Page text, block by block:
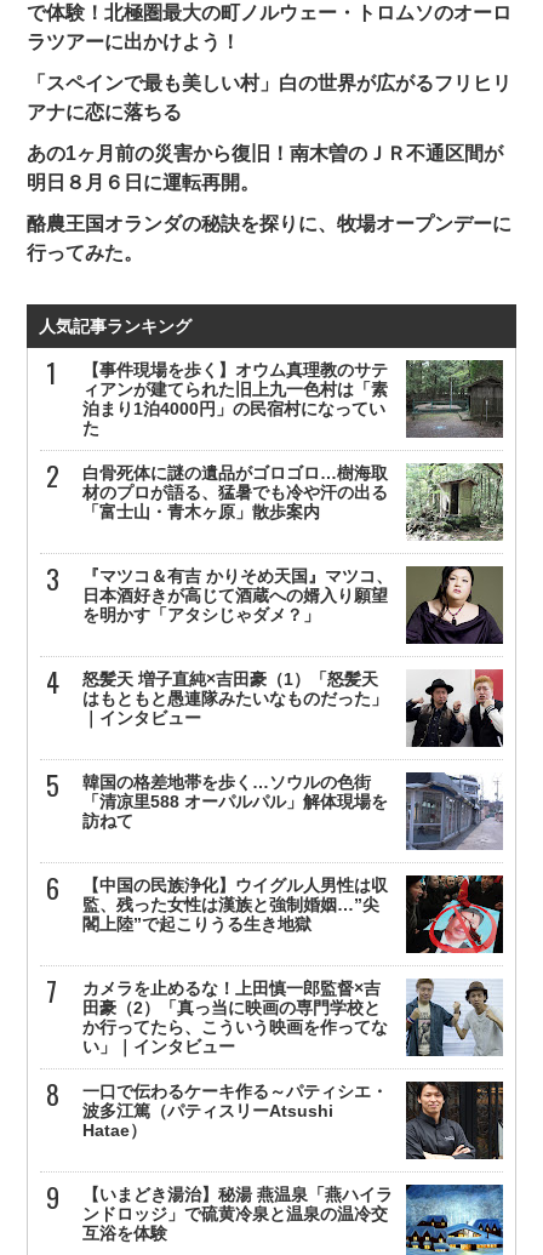
で体験！北極圏最大の町ノルウェー・トロムソのオーロ
ラツアーに出かけよう！
「スペインで最も美しい村」白の世界が広がるフリヒリ
アナに恋に落ちる
あの1ヶ月前の災害から復旧！南木曽のＪＲ不通区間が
明日８月６日に運転再開。
酪農王国オランダの秘訣を探りに、牧場オープンデーに
行ってみた。
人気記事ランキング
【事件現場を歩く】オウム真理教のサテ
ィアンが建てられた旧上九一色村は「素
泊まり1泊4000円」の民宿村になってい
た
白骨死体に謎の遺品がゴロゴロ…樹海取
材のプロが語る、猛暑でも冷や汗の出る
「富士山・青木ヶ原」散歩案内
『マツコ＆有吉 かりそめ天国』マツコ、
日本酒好きが高じて酒蔵への婿入り願望
を明かす「アタシじゃダメ？」
怒髪天 増子直純×吉田豪（1）「怒髪天
はもともと愚連隊みたいなものだった」
｜インタビュー
韓国の格差地帯を歩く…ソウルの色街
「清凉里588 オーパルパル」解体現場を
訪ねて
【中国の民族浄化】ウイグル人男性は収
監、残った女性は漢族と強制婚姻…”尖
閣上陸”で起こりうる生き地獄
カメラを止めるな！上田慎一郎監督×吉
田豪（2）「真っ当に映画の専門学校と
か行ってたら、こういう映画を作ってな
い」｜インタビュー
一口で伝わるケーキ作る～パティシエ・
波多江篤（パティスリーAtsushi
Hatae）
【いまどき湯治】秘湯 燕温泉「燕ハイラ
ンドロッジ」で硫黄冷泉と温泉の温冷交
互浴を体験